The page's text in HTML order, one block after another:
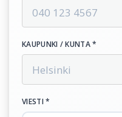
KAUPUNKI / KUNTA *
VIESTI *